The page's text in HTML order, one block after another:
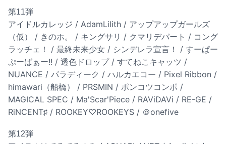
第11弾
アイドルカレッジ / AdamLilith / アップアップガールズ
（仮） / きのホ。 / キングサリ / クマリデパート / コング
ラッチェ！ / 最終未来少女 / シンデレラ宣言！ / すーぱー
ぷーばぁー!! / 透色ドロップ / すてねこキャッツ /
NUANCE / パラディーク / ハルカエコー / Pixel Ribbon /
himawari（船橋） / PRSMIN / ポンコツコンポ /
MAGICAL SPEC / Ma'Scar'Piece / RAViDAVi / RE-GE /
RiNCENT♯ / ROOKEY♡ROOKEYS / ＠onefive
第12弾